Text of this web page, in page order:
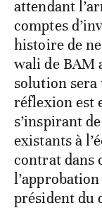
attendant
comptes
histoire de
wali de BAM
solution sera
réflexion est
s’inspirant
existants à
contrat dans
président du